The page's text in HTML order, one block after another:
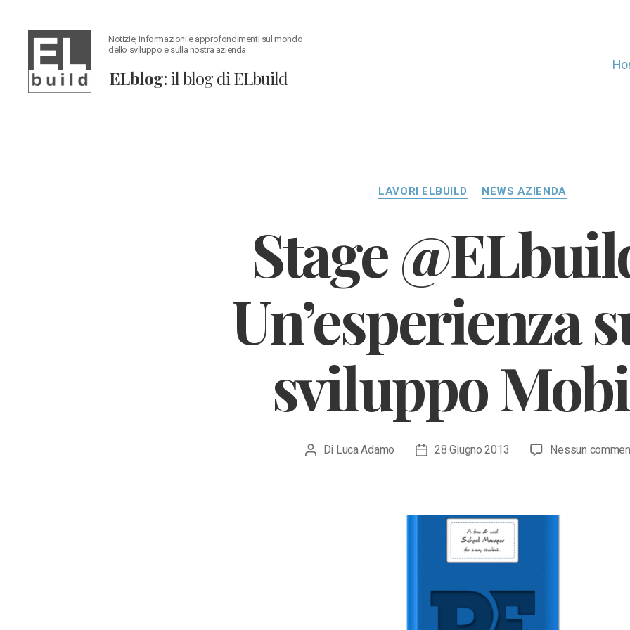
Notizie, informazioni e approfondimenti sul mondo
dello sviluppo e sulla nostra azienda
ELblog: il blog di ELbuild
Categorie
LAVORI ELBUILD NEWS AZIENDA
Stage
Un’esperienza
sviluppo
Autore
Di Luca Adamo
Data28 Giugno 2013 Nessun